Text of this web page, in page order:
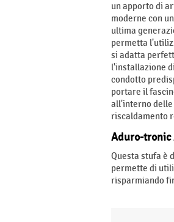
un apporto di
moderne con
ultima
permetta
si adatta
l'installazione
condotto
portare il
all'interno delle
riscaldamento
Aduro-tronic
Questa stufa è
permette di
risparmiando